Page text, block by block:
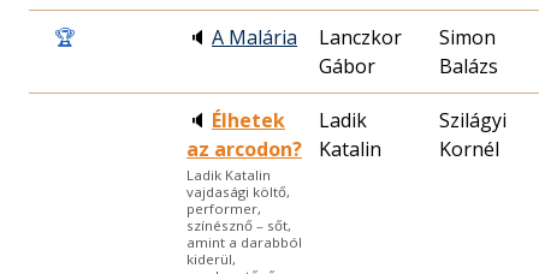
🏆 🔈 A Malária
Lanczkor
Gábor
Simon
Balázs
🔈 Élhetek
az arcodon?
Ladik Katalin
vajdasági költő,
performer,
színésznő – sőt,
amint a darabból
kiderül,
Ladik
Katalin
Szilágyi
Kornél